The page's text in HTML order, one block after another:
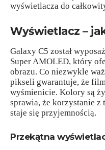
wyświetlacza do
Wyświetlacz –
Galaxy C5 został
Super AMOLED, który
obrazu. Co niezwykle
pikseli gwarantuje, że
wyśmienicie. Kolory są
sprawia, że korzystanie
staje się przyjemnością.
Przekątna